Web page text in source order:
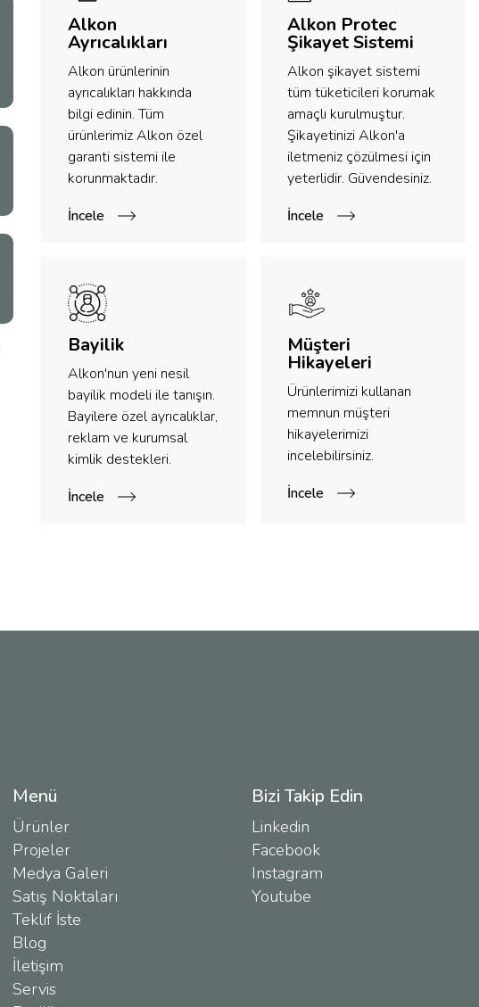
Alkon
Ayrıcalıkları
Alkon ürünlerinin
ayrıcalıkları hakkında
bilgi edinin. Tüm
ürünlerimiz Alkon özel
garanti sistemi ile
korunmaktadır.
İncele
Alkon Protec
Şikayet Sistemi
Alkon şikayet sistemi
tüm tüketicileri korumak
amaçlı kurulmuştur.
Şikayetinizi Alkon'a
iletmeniz çözülmesi için
yeterlidir. Güvendesiniz.
İncele
Bayilik
Alkon'nun yeni nesil
bayilik modeli ile tanışın.
Bayilere özel ayrıcalıklar,
reklam ve kurumsal
kimlik destekleri.
İncele
Müşteri
Hikayeleri
Ürünlerimizi kullanan
memnun müşteri
hikayelerimizi
incelebilirsiniz.
İncele
Menü
Ürünler
Projeler
Medya Galeri
Satış Noktaları
Teklif İste
Blog
İletişim
Servis
Bizi Takip Edin
Linkedin
Facebook
Instagram
Youtube